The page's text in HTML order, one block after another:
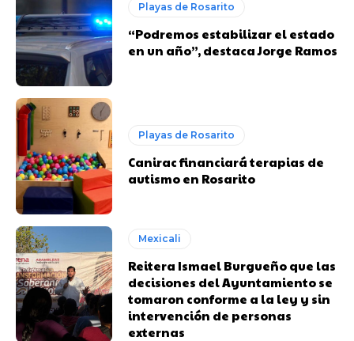
Playas de Rosarito
“Podremos estabilizar el estado
en un año”, destaca Jorge Ramos
Playas de Rosarito
Canirac financiará terapias de
autismo en Rosarito
Mexicali
Reitera Ismael Burgueño que las
decisiones del Ayuntamiento se
tomaron conforme a la ley y sin
intervención de personas
externas